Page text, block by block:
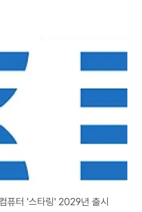
하며 무엇인가?컴퓨터 포맷은 저장
가능한 초기 상태로 만드는 작업입
Reset)'와 유사한 개념으로 이해될
퓨터 '스타링' 2029년 출시